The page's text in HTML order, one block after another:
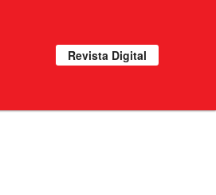
Revista Digital